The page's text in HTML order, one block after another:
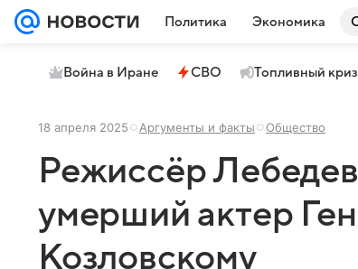
Политика Экономика
Война в Иране СВО Топливный
18 апреля 2025 Аргументы и факты Общество
Режиссёр
умерший актер
Козловскому